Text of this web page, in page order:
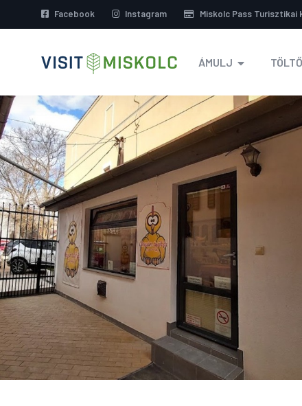
Facebook Instagram Miskolc Pass Turisztikai
ÁMULJ